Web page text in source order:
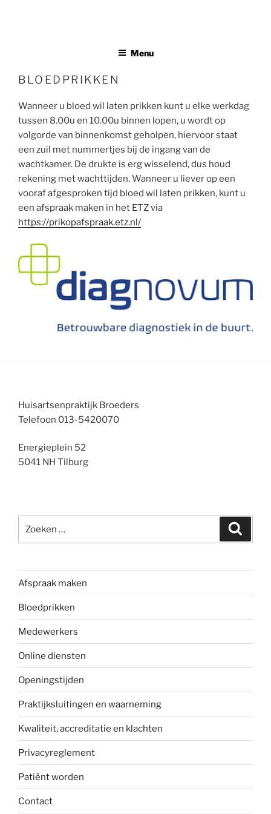
Menu
BLOEDPRIKKEN
Wanneer u bloed wil laten prikken kunt u elke werkdag
tussen 8.00u en 10.00u binnen lopen, u wordt op
volgorde van binnenkomst geholpen, hiervoor staat
een zuil met nummertjes bij de ingang van de
wachtkamer. De drukte is erg wisselend, dus houd
rekening met wachttijden. Wanneer u liever op een
vooraf afgesproken tijd bloed wil laten prikken, kunt u
een afspraak maken in het ETZ via
https://prikopafspraak.etz.nl/
Huisartsenpraktijk Broeders
Telefoon 013-5420070
Energieplein 52
5041 NH Tilburg
naar:
Afspraak maken
Bloedprikken
Medewerkers
Online diensten
Openingstijden
Praktijksluitingen en waarneming
Kwaliteit, accreditatie en klachten
Privacyreglement
Patiënt worden
Contact